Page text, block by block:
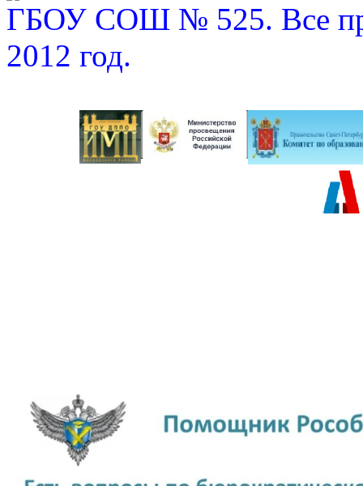
ГБОУ СОШ № 525. Все
2012 год.